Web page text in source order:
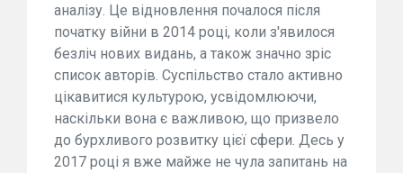
аналізу. Це відновлення почалося після
початку війни в 2014 році, коли з'явилося
безліч нових видань, а також значно зріс
список авторів. Суспільство стало активно
цікавитися культурою, усвідомлюючи,
наскільки вона є важливою, що призвело
до бурхливого розвитку цієї сфери. Десь у
2017 році я вже майже не чула запитань на